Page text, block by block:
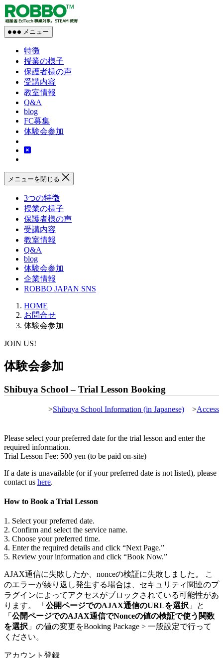
コ
ン
テ
ン
メニュー
特徴
授業の様子
保護者様の声
受講内容
教室情報
Q&A
blog
FC募集
体験会参加
メニューを閉じる
3つの特徴
授業の様子
保護者様の声
受講内容
教室情報
Q&A
blog
体験会参加
企業情報
ROBBO JAPAN SNS
HOME
お問合せ
体験会参加
JOIN US!
体験会参加
Shibuya School – Trial Lesson Booking
>Shibuya School Information (in Japanese) >Access
Please select your preferred date for the trial lesson and enter the
required information.
Trial Lesson Fee: 500 yen (to be paid on-site)
If a date is unavailable (or if your preferred date is not listed), please
contact us here.
How to Book a Trial Lesson
1. Select your preferred date.
2. Confirm and select the service name.
3. Choose your preferred time.
4. Enter the required details and click “Next Page.”
5. Review your information and click “Book Now.”
AJAX通信に失敗したか、nonceの検証に失敗しました。 こ
のエラーが繰り返し発生する場合は、セキュリティ関連のプ
ラグインによってアクセスがブロックされている可能性があ
ります。 「 公開ページでのAJAX通信のURLを選択 」と
「 公開ページでのAJAX通信でNonceの値の検証で使う関数
を選択 」の値の変更をBooking Package > 一般設定で行って
ください。
アカウント登録